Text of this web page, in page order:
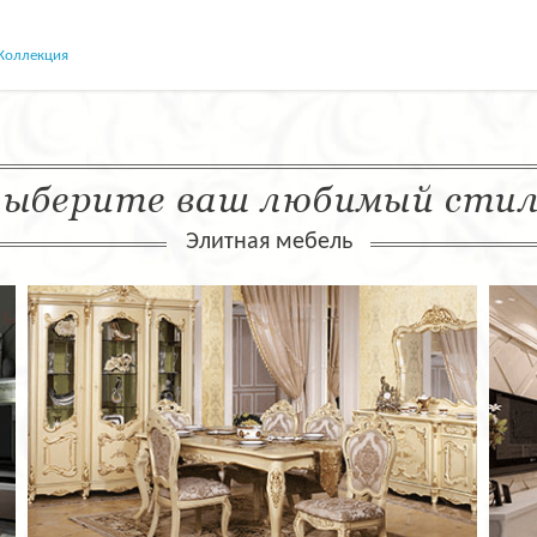
ваш любимый
Элитная мебель